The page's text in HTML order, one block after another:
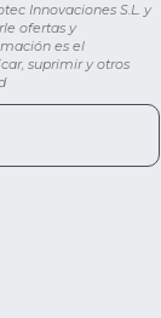
Innovaciones S.L. y
ofertas y
es el
suprimir y otros